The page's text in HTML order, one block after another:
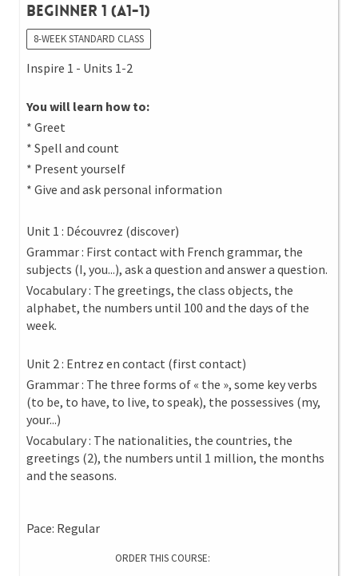
Beginner 1 (A1-1)
8-WEEK STANDARD CLASS
Inspire 1 - Units 1-2
You will learn how to:
* Greet
* Spell and count
* Present yourself
* Give and ask personal information
Unit 1 : Découvrez (discover)
Grammar : First contact with French grammar, the
subjects (I, you...), ask a question and answer a question.
Vocabulary : The greetings, the class objects, the
alphabet, the numbers until 100 and the days of the
week.
Unit 2 : Entrez en contact (first contact)
Grammar : The three forms of « the », some key verbs
(to be, to have, to live, to speak), the possessives (my,
your...)
Vocabulary : The nationalities, the countries, the
greetings (2), the numbers until 1 million, the months
and the seasons.
Pace: Regular
ORDER THIS COURSE: